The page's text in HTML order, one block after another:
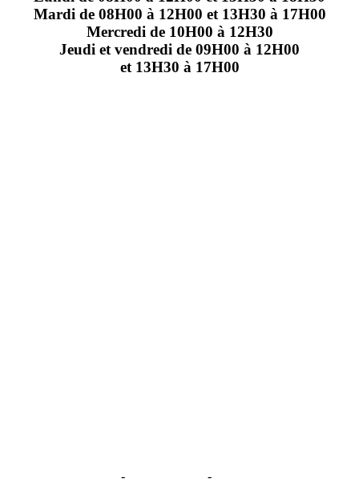
Mardi de 08H00 à 12H00 et 13H30 à 17H00
Mercredi de 10H00 à 12H30
Jeudi et vendredi de 09H00 à 12H00
et 13H30 à 17H00
- -